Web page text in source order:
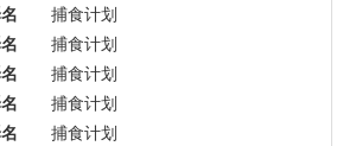
捕食计划
捕食计划
捕食计划
捕食计划
捕食计划